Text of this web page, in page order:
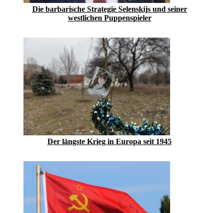
Die barbarische Strategie Selenskijs und seiner
westlichen Puppenspieler
Der längste Krieg in Europa seit 1945